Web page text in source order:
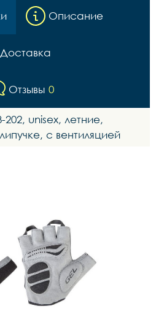
Описание
Доставка
Отзывы 0
202, unisex, летние,
с вентиляцией